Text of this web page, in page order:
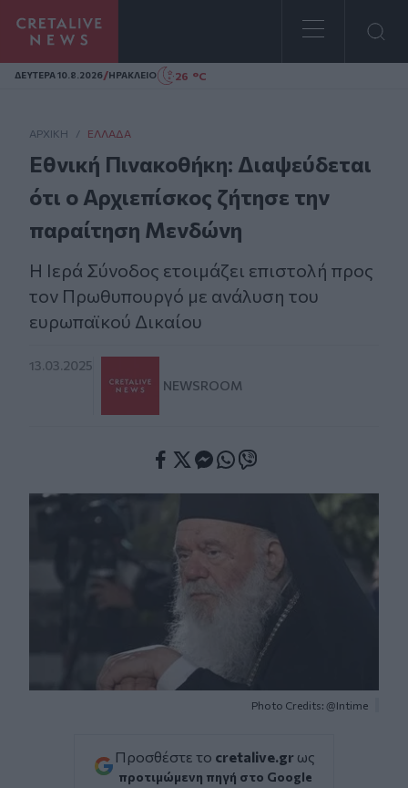
Homepage
ΔΕΥΤΕΡΑ 10.8.2026/ΗΡΑΚΛΕΙΟ 26 °C
ΑΡΧΙΚΗ / ΕΛΛΆΔΑ
Εθνική Πινακοθήκη: Διαψεύδεται
ότι ο Αρχιεπίσκος ζήτησε την
παραίτηση Μενδώνη
Η Ιερά Σύνοδος ετοιμάζει επιστολή προς
τον Πρωθυπουργό με ανάλυση του
ευρωπαϊκού Δικαίου
13.03.2025
NEWSROOM
Photo Credits: @Intime
Προσθέστε το cretalive.gr ως
προτιμώμενη πηγή στο Google